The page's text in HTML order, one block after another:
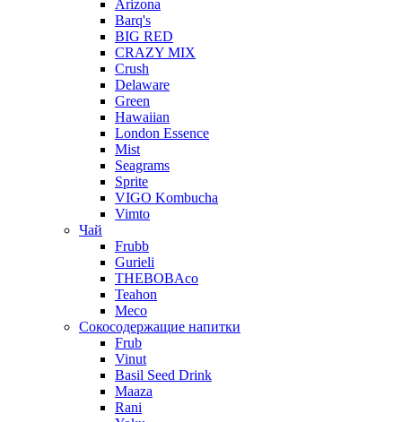
Arizona
Barq's
BIG RED
CRAZY MIX
Crush
Delaware
Green
Hawaiian
London Essence
Mist
Seagrams
Sprite
VIGO Kombucha
Vimto
Чай
Frubb
Gurieli
THEBOBAco
Teahon
Meco
Сокосодержащие напитки
Frub
Vinut
Basil Seed Drink
Maaza
Rani